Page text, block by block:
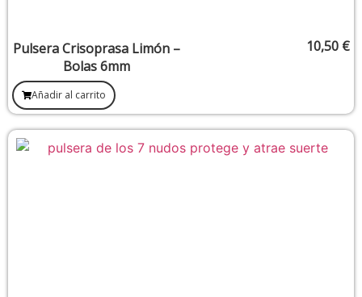
Pulsera Crisoprasa Limón –
Bolas 6mm
10,50 €
Añadir al carrito